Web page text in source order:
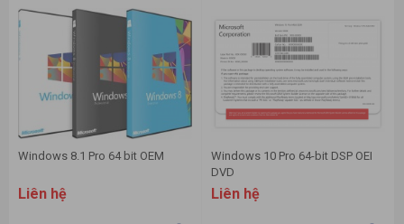
Windows 8.1 Pro 64 bit OEM
Liên hệ
Windows 10 Pro 64-bit DSP OEI
DVD
Liên hệ